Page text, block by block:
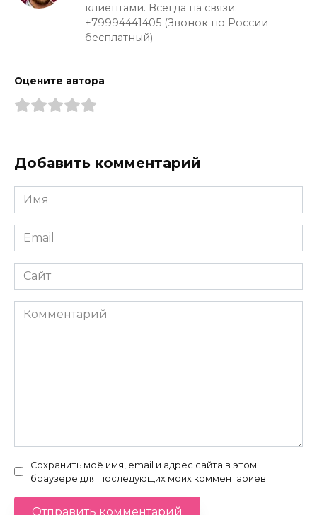
клиентами. Всегда на связи:
+79994441405 (Звонок по России
бесплатный)
Оцените автора
Добавить комментарий
Имя
*
Email
*
Сайт
Комментарий
Сохранить моё имя, email и адрес сайта в этом
браузере для последующих моих комментариев.